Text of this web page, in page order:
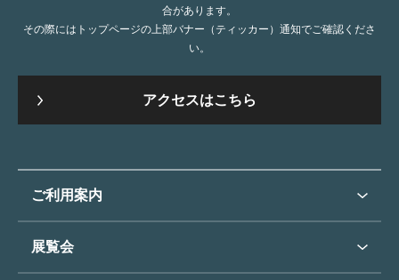
合があります。
その際にはトップページの上部バナー（ティッカー）通知でご確認くださ
い。
アクセスはこちら
ご利用案内
ご利用案内トップ
展覧会